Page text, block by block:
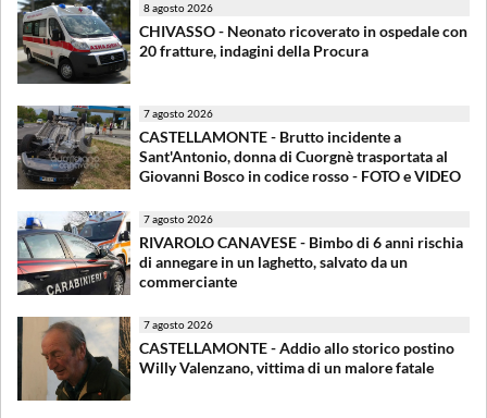
8 agosto 2026
CHIVASSO - Neonato ricoverato in ospedale con
20 fratture, indagini della Procura
7 agosto 2026
CASTELLAMONTE - Brutto incidente a
Sant'Antonio, donna di Cuorgnè trasportata al
Giovanni Bosco in codice rosso - FOTO e VIDEO
7 agosto 2026
RIVAROLO CANAVESE - Bimbo di 6 anni rischia
di annegare in un laghetto, salvato da un
commerciante
7 agosto 2026
CASTELLAMONTE - Addio allo storico postino
Willy Valenzano, vittima di un malore fatale